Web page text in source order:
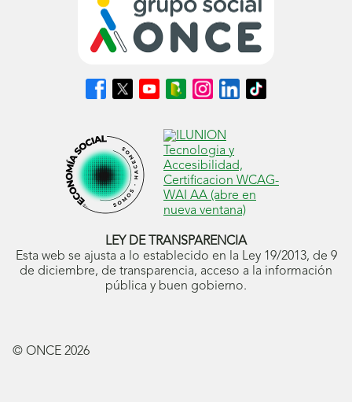
excepcionalidad
Visual:
Especializada
en
79,
Síguenos
en
abrirá
en
ventana
nueva)
Síguenos
en
abrirá
en
ventana
nueva)
Síguenos
en
abrirá
en
ventana
nueva)
Síguenos
en
Blog
ONCE
(se
abrirá
en
ventana
nueva)
Síguenos
en
(se
abrirá
en
ventana
nueva)
Síguenos
en
(se
abrirá
en
ventana
nueva)
Síguenos
en
ventana
nueva)
LEY DE TRANSPARENCIA
Esta web se ajusta a lo establecido en la Ley 19/2013, de 9
de diciembre, de transparencia, acceso a la información
pública y buen gobierno.
© ONCE 2026